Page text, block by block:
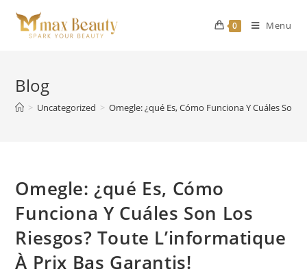
content
0 Menu
Blog
> Uncategorized > Omegle: ¿qué Es, Cómo Funciona Y Cuáles Son
Omegle: ¿qué Es, Cómo
Funciona Y Cuáles Son Los
Riesgos? Toute L’informatique
À Prix Bas Garantis!